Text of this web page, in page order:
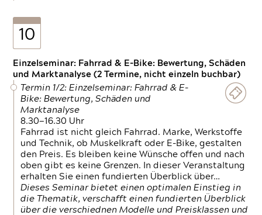
10
Einzelseminar: Fahrrad & E-Bike: Bewertung, Schäden
und Marktanalyse (2 Termine, nicht einzeln buchbar)
Termin 1/2: Einzelseminar: Fahrrad & E-
Bike: Bewertung, Schäden und
Marktanalyse
8.30—16.30 Uhr
Fahrrad ist nicht gleich Fahrrad. Marke, Werkstoffe
und Technik, ob Muskelkraft oder E-Bike, gestalten
den Preis. Es bleiben keine Wünsche offen und nach
oben gibt es keine Grenzen. In dieser Veranstaltung
erhalten Sie einen fundierten Überblick über…
Dieses Seminar bietet einen optimalen Einstieg in
die Thematik, verschafft einen fundierten Überblick
über die verschiednen Modelle und Preisklassen und